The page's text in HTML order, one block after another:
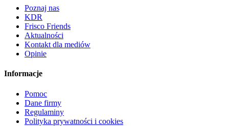
Poznaj nas
KDR
Frisco Friends
Aktualności
Kontakt dla mediów
Opinie
Informacje
Pomoc
Dane firmy
Regulaminy
Polityka prywatności i cookies